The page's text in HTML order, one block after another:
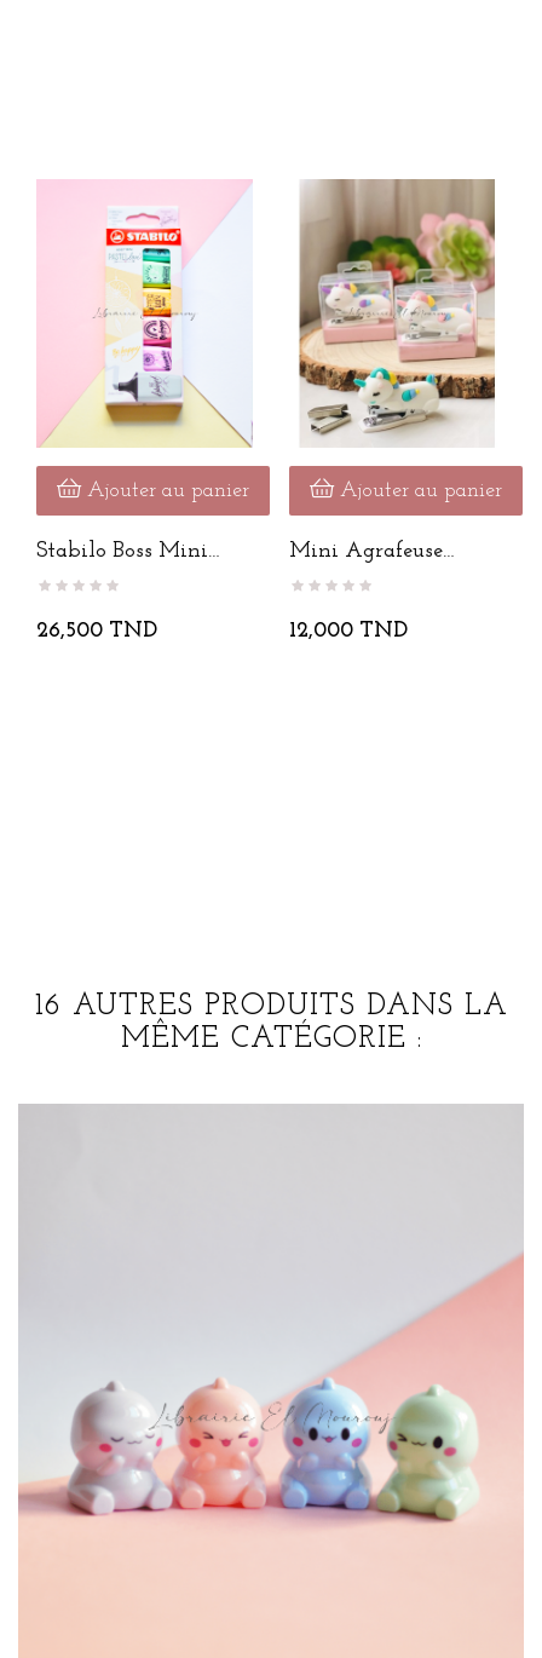
Ajouter au panier
Stabilo Boss Mini
Pastel...
26,500 TND
Ajouter au panier
Mini Agrafeuse
Unicorne
12,000 TND
16 AUTRES PRODUITS DANS LA
MÊME CATÉGORIE :